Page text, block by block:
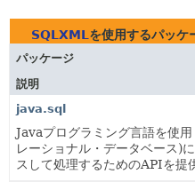
使用
ツリー
新規
非推奨
索引
SQLXML を使用するパッケ
パッケージ
説明
java.sql
Javaプログラミング言語を使
レーショナル・データベース)
スして処理するためのAPIを提